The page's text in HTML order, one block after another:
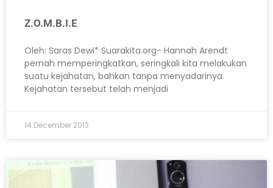
Z.O.M.B.I.E
Oleh: Saras Dewi* Suarakita.org- Hannah Arendt
pernah memperingkatkan, seringkali kita melakukan
suatu kejahatan, bahkan tanpa menyadarinya.
Kejahatan tersebut telah menjadi
14 December 2013